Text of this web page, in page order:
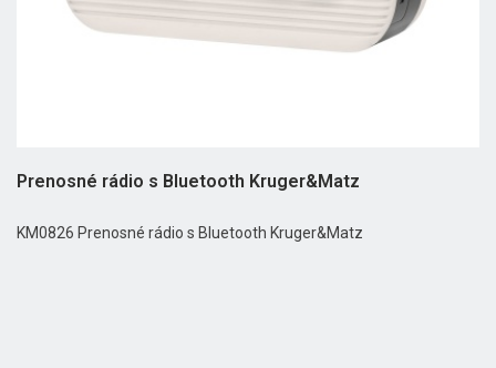
Prenosné rádio s Bluetooth Kruger&Matz
KM0826 Prenosné rádio s Bluetooth Kruger&Matz